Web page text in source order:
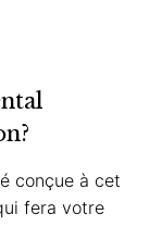
conçue à cet
fera votre